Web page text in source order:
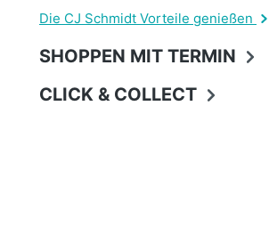
Die CJ Schmidt Vorteile genießen
SHOPPEN MIT TERMIN
CLICK & COLLECT